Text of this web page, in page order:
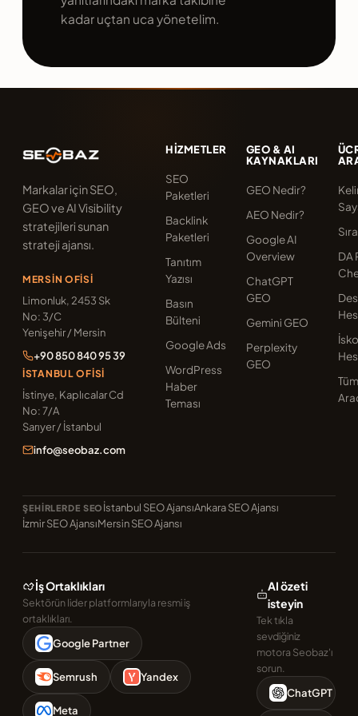
klasik arama
sonucundaki açıklama
mekanizma ayrı
kadar uçtan uca yönetelim.
Markalar için SEO,
GEO ve AI Visibility
stratejileri sunan
strateji ajansı.
MERSIN OFISI
Limonluk, 2453 Sk
No: 3/C
Yenişehir / Mersin
+90 850 840 95 39
İSTANBUL OFISI
İstinye, Kaplıcalar Cd
No: 7/A
Sarıyer / İstanbul
info@seobaz.com
HIZMETLER
SEO
Paketleri
Backlink
Paketleri
Tanıtım
Yazısı
Basın
Bülteni
Google Ads
WordPress
Haber
Teması
GEO & AI
KAYNAKLARI
GEO Nedir?
AEO Nedir?
Google AI
Overview
ChatGPT
GEO
Gemini GEO
Perplexity
GEO
DA
Tüm
ŞEHIRLERDE SEO İstanbul SEO AjansıAnkara SEO Ajansı
İzmir SEO AjansıMersin SEO Ajansı
İş Ortaklıkları
Sektörün lider platformlarıyla resmi iş
ortaklıkları.
Google Partner
Semrush Yandex
Meta
AI özeti
isteyin
Tek tıkla
sevdiğiniz
motora Seobaz'ı
sorun.
ChatGPT